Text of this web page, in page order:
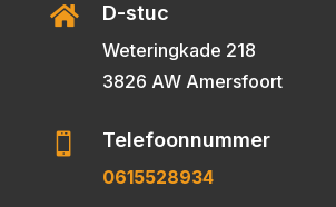
 D-stuc
Weteringkade 218
3826 AW Amersfoort
 Telefoonnummer
0615528934